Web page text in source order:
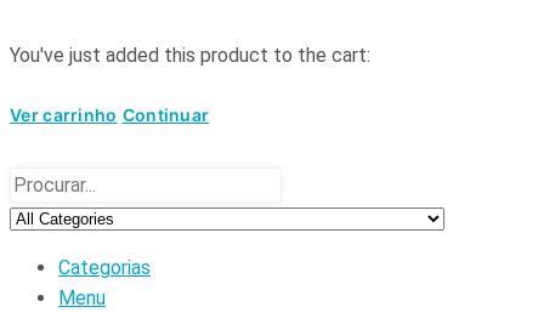
You've just added this product to the cart:
Ver carrinho Continuar
Categorias
Menu